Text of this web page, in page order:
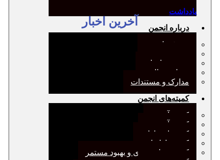
یادداشت
درباره انجمن
معرفی انجمن
صورت‌جلسات
همیاری مالی
مدارک و مستندات
کمیته‌های انجمن
کمیته آرشیو
کمیته آموزش
کمیته انتشارات
کمیته بازاریابی
کمیته برنامه‌ریزی و بهبود مستمر
آخرین اخبار